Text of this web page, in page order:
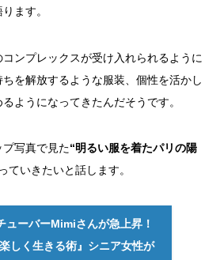
ます。
ンプレックスが受け入れられるように
ちを解放するような服装、個性を活かし
ようになってきたんだそうです。
写真で見た“明るい服を着たパリの陽
ていきたいと話します。
ューバーMimiさんが急上昇！
しく生きる術』シニア女性が